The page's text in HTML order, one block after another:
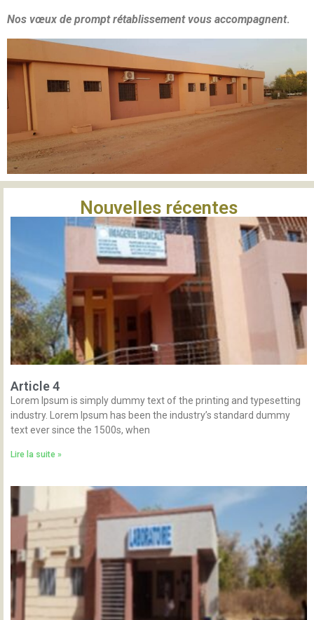
Nos vœux de prompt rétablissement vous accompagnent.
Nouvelles récentes
Article 4
Lorem Ipsum is simply dummy text of the printing and typesetting
industry. Lorem Ipsum has been the industry’s standard dummy
text ever since the 1500s, when
Lire la suite »